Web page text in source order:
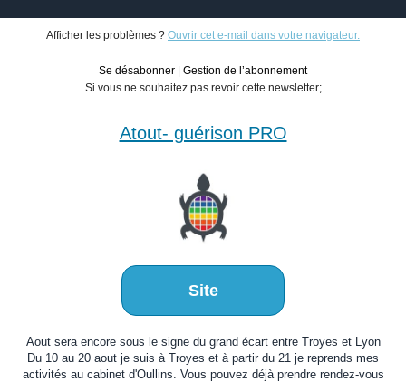
Afficher les problèmes ? Ouvrir cet e-mail dans votre navigateur.
Se désabonner
Gestion de l’abonnement
Si vous ne souhaitez pas revoir cette newsletter;
Atout- guérison PRO
Site
Aout sera encore sous le signe du grand écart entre Troyes et Lyon
Du 10 au 20 aout je suis à Troyes et à partir du 21 je reprends mes
activités au cabinet d'Oullins. Vous pouvez déjà prendre rendez-vous